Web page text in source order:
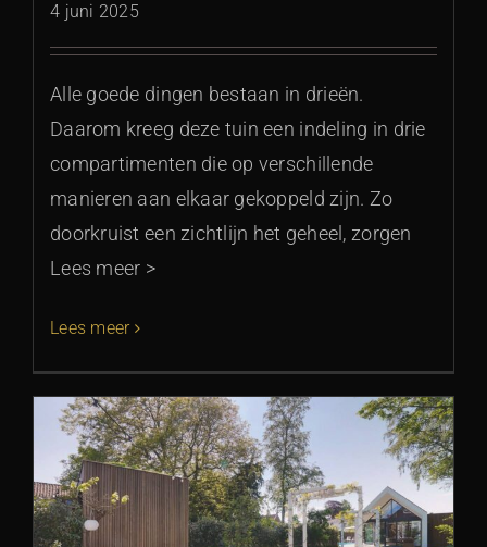
4 juni 2025
Alle goede dingen bestaan in drieën.
Daarom kreeg deze tuin een indeling in drie
compartimenten die op verschillende
manieren aan elkaar gekoppeld zijn. Zo
doorkruist een zichtlijn het geheel, zorgen
Lees meer >
Lees meer